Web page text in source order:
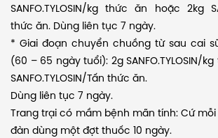
SANFO.TYLOSIN/kg thức ăn hoặc 2kg
thức ăn. Dùng liên tục 7 ngày.
* Giai đoạn chuyển chuồng từ sau cai
(60 – 65 ngày tuổi): 2g SANFO.TYLOSIN/
SANFO.TYLOSIN/Tấn thức ăn.
Dùng liên tục 7 ngày.
Trang trại có mầm bệnh mãn tính: Cứ
đàn dùng một đợt thuốc 10 ngày.